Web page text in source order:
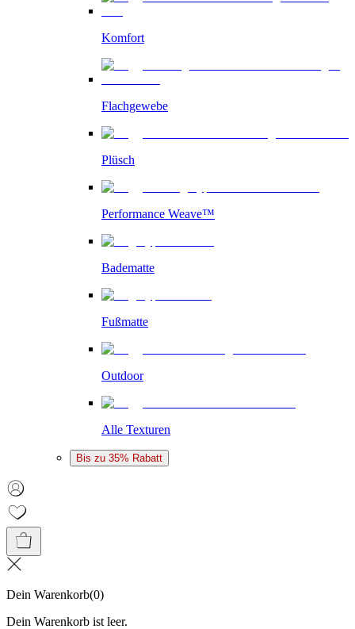
Komfort
Flachgewebe
Plüsch
Performance Weave™
Badematte
Fußmatte
Outdoor
Alle Texturen
Bis zu 35% Rabatt
Dein Warenkorb(0)
Dein Warenkorb ist leer.